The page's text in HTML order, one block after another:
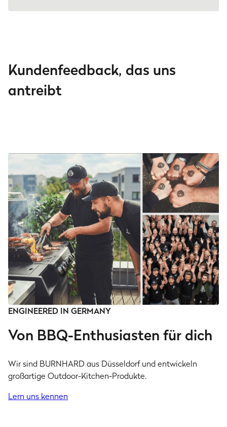
Kundenfeedback, das uns
antreibt
ENGINEERED IN GERMANY
Von BBQ-Enthusiasten für dich
Wir sind BURNHARD aus Düsseldorf und entwickeln
großartige Outdoor-Kitchen-Produkte.
Lern uns kennen